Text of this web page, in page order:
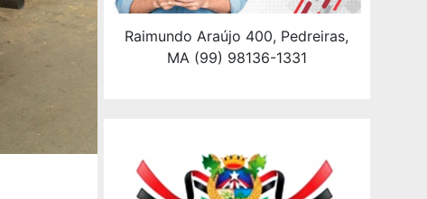
Raimundo Araújo 400, Pedreiras,
MA (99) 98136-1331